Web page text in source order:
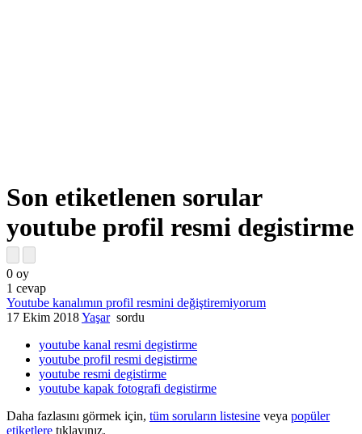
Son etiketlenen sorular
youtube profil resmi degistirme
0 oy
1 cevap
Youtube kanalımın profil resmini değiştiremiyorum
17 Ekim 2018Yaşar sordu
youtube kanal resmi degistirme
youtube profil resmi degistirme
youtube resmi degistirme
youtube kapak fotografi degistirme
Daha fazlasını görmek için, tüm soruların listesine veya popüler
etiketlere tıklayınız.